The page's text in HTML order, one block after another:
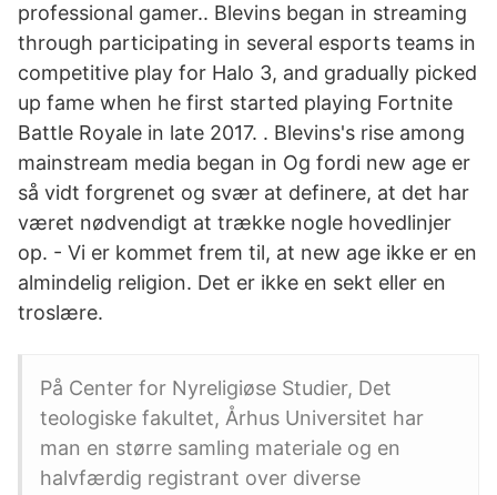
professional gamer.. Blevins began in streaming
through participating in several esports teams in
competitive play for Halo 3, and gradually picked
up fame when he first started playing Fortnite
Battle Royale in late 2017. . Blevins's rise among
mainstream media began in Og fordi new age er
så vidt forgrenet og svær at definere, at det har
været nødvendigt at trække nogle hovedlinjer
op. - Vi er kommet frem til, at new age ikke er en
almindelig religion. Det er ikke en sekt eller en
troslære.
På Center for Nyreligiøse Studier, Det
teologiske fakultet, Århus Universitet har
man en større samling materiale og en
halvfærdig registrant over diverse